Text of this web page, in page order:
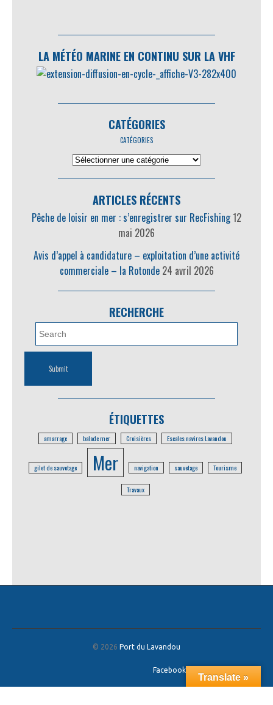
LA MÉTÉO MARINE EN CONTINU SUR LA VHF
CATÉGORIES
CATÉGORIES
ARTICLES RÉCENTS
Pêche de loisir en mer : s’enregistrer sur RecFishing12
mai 2026
Avis d’appel à candidature – exploitation d’une activité
commerciale – la Rotonde 24 avril 2026
RECHERCHE
ÉTIQUETTES
amarrage balade mer Croisières Escales navires Lavandou
gilet de sauvetage Mer navigation sauvetage Tourisme
Travaux
© 2026 Port du Lavandou
Facebook
Translate »